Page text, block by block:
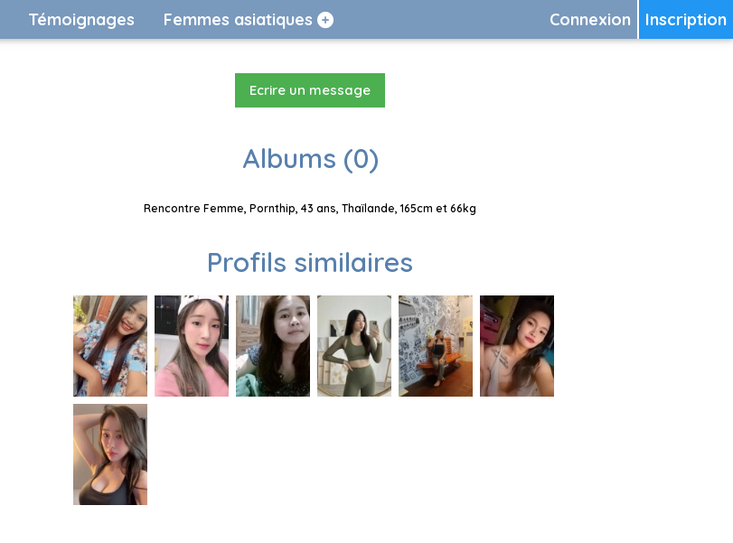
Inscription
Connexion
Témoignages Femmes asiatiques
Ecrire un message
Albums (0)
Rencontre Femme, Pornthip, 43 ans, Thaïlande, 165cm et 66kg
Profils similaires